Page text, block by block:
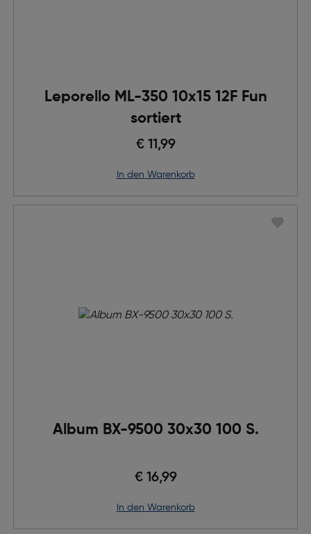
Leporello ML-350 10x15 12F Fun
sortiert
€ 11,99
in den Warenkorb
Album BX-9500 30x30 100 S.
€ 16,99
in den Warenkorb